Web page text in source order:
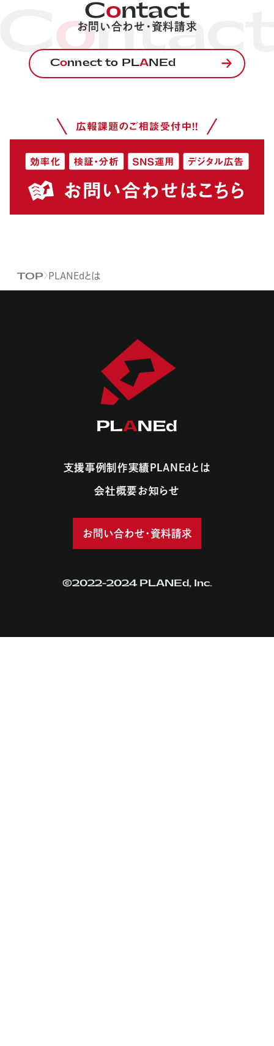
oContact
お問い合わせ・資料請求
Connect to PLA NEd
TOP PLANEdとは
支援事例制作実績 PLANEdとは
会社概要お知らせ
お問い合わせ・資料請求
©2022-2024 PLANEd, Inc.